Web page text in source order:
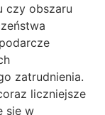
czy obszaru
zatrudnienia.
liczniejsze
się w